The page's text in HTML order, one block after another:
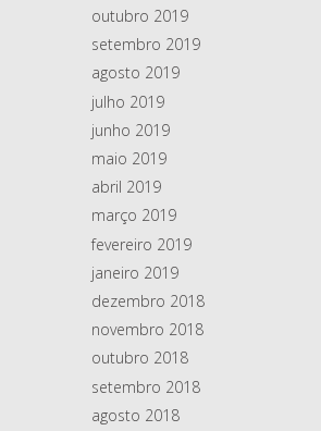
outubro 2019
setembro 2019
agosto 2019
julho 2019
junho 2019
maio 2019
abril 2019
março 2019
fevereiro 2019
janeiro 2019
dezembro 2018
novembro 2018
outubro 2018
setembro 2018
agosto 2018